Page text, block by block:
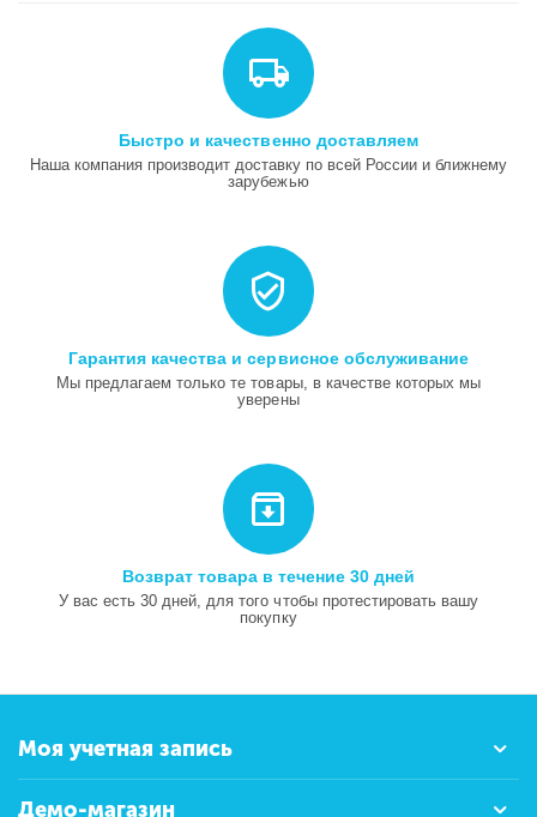
Быстро и качественно доставляем
Наша компания производит доставку по всей России и ближнему
зарубежью
Гарантия качества и сервисное обслуживание
Мы предлагаем только те товары, в качестве которых мы
уверены
Возврат товара в течение 30 дней
У вас есть 30 дней, для того чтобы протестировать вашу
покупку
Моя учетная запись
Демо-магазин